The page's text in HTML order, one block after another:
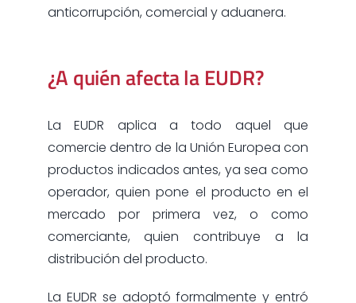
anticorrupción, comercial y aduanera.
¿A quién afecta la EUDR?
La EUDR aplica a todo aquel que
comercie dentro de la Unión Europea con
productos indicados antes, ya sea como
operador, quien pone el producto en el
mercado por primera vez, o como
comerciante, quien contribuye a la
distribución del producto.
La EUDR se adoptó formalmente y entró